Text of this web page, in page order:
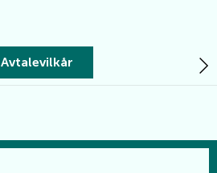
Avtalevilkår